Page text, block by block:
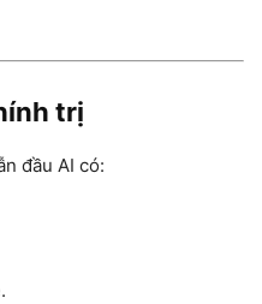
trị
đầu AI có: